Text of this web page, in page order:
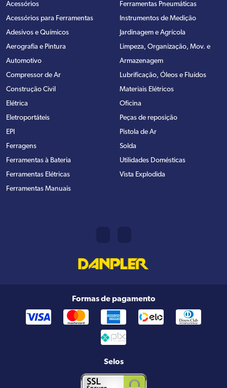
Acessórios
Acessórios para Ferramentas
Adesivos e Químicos
Aerografia e Pintura
Automotivo
Compressor de Ar
Construção Civil
Elétrica
Eletroportáteis
EPI
Ferragens
Ferramentas à Bateria
Ferramentas Elétricas
Ferramentas Manuais
Ferramentas Pneumáticas
Instrumentos de Medição
Jardinagem e Agrícola
Limpeza, Organização, Mov. e
Armazenagem
Lubrificação, Óleos e Fluídos
Materiais Elétricos
Oficina
Peças de reposição
Pistola de Ar
Solda
Utilidades Domésticas
Vista Explodida
Formas de pagamento
Selos